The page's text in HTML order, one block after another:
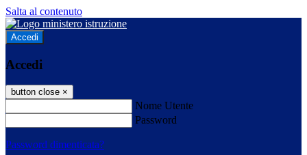
Salta al contenuto
Accedi
Accedi
button close ×
Nome Utente
Password
Password dimenticata?